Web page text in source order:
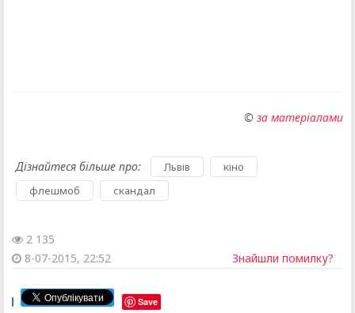
© за матеріалами
Дізнайтеся більше про: Львів кіно
флешмоб скандал
2 135
8-07-2015, 22:52
Знайшли помилку?
Save